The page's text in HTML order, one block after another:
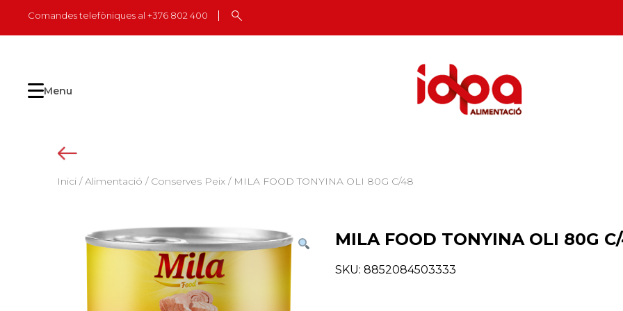
content
Comandes telefòniques al +376 802 400
Menu
Inici /Alimentació / Conserves Peix / MILA FOOD TONYINA OLI 80G C/48
MILA FOOD TONYINA OLI 80G
SKU: 8852084503333